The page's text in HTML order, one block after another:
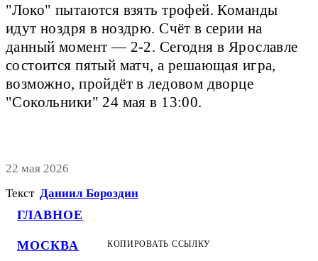
ГЛАВНОЕ
МОСКВА
"Локо" пытаются взять трофей. Команды
идут ноздря в ноздрю. Счёт в серии на
данный момент — 2-2. Сегодня в Ярославле
состоится пятый матч, а решающая игра,
возможно, пройдёт в ледовом дворце
"Сокольники" 24 мая в 13:00.
22 мая 2026
Текст Даниил Бороздин
КОПИРОВАТЬ ССЫЛКУ